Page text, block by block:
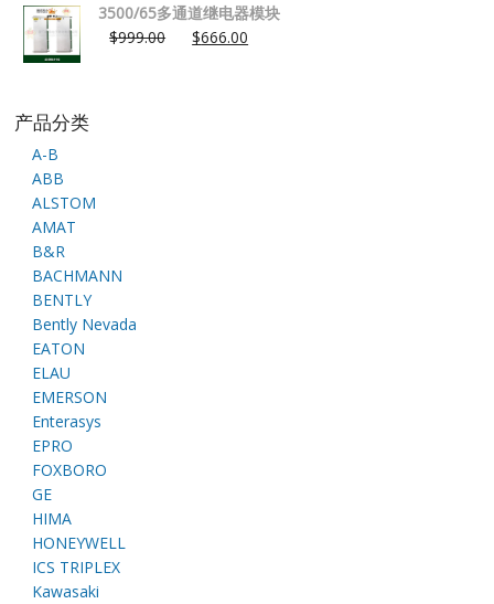
3500/65多通道继电器模块
$999.00 $666.00
产品分类
A-B
ABB
ALSTOM
AMAT
B&R
BACHMANN
BENTLY
Bently Nevada
EATON
ELAU
EMERSON
Enterasys
EPRO
FOXBORO
GE
HIMA
HONEYWELL
ICS TRIPLEX
Kawasaki